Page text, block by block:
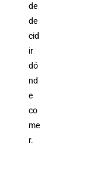
de
de
cid
ir
dó
nd
e
co
me
r.